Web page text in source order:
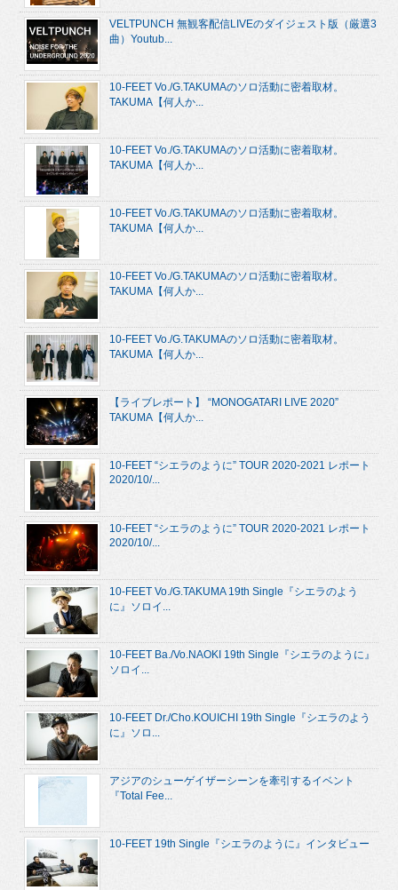
VELTPUNCH 無観客配信LIVEのダイジェスト版（厳選3
曲）Youtub...
10-FEET Vo./G.TAKUMAのソロ活動に密着取材。
TAKUMA【何人か...
10-FEET Vo./G.TAKUMAのソロ活動に密着取材。
TAKUMA【何人か...
10-FEET Vo./G.TAKUMAのソロ活動に密着取材。
TAKUMA【何人か...
10-FEET Vo./G.TAKUMAのソロ活動に密着取材。
TAKUMA【何人か...
10-FEET Vo./G.TAKUMAのソロ活動に密着取材。
TAKUMA【何人か...
【ライブレポート】 “MONOGATARI LIVE 2020”
TAKUMA【何人か...
10-FEET “シエラのように” TOUR 2020-2021 レポート
2020/10/...
10-FEET “シエラのように” TOUR 2020-2021 レポート
2020/10/...
10-FEET Vo./G.TAKUMA 19th Single『シエラのよう
に』ソロイ...
10-FEET Ba./Vo.NAOKI 19th Single『シエラのように』
ソロイ...
10-FEET Dr./Cho.KOUICHI 19th Single『シエラのよう
に』ソロ...
アジアのシューゲイザーシーンを牽引するイベント
『Total Fee...
10-FEET 19th Single『シエラのように』インタビュー